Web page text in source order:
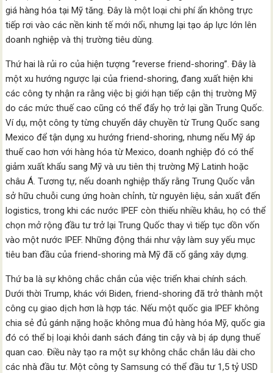
giá hàng hóa tại Mỹ tăng. Đây là một loại chi phí ẩn không trực
tiếp rơi vào các nền kinh tế mới nổi, nhưng lại tạo áp lực lớn lên
doanh nghiệp và thị trường tiêu dùng.
Thứ hai là rủi ro của hiện tượng “reverse friend-shoring”. Đây là
một xu hướng ngược lại của friend-shoring, đang xuất hiện khi
các công ty nhận ra rằng việc bị giới hạn tiếp cận thị trường Mỹ
do các mức thuế cao cũng có thể đẩy họ trở lại gần Trung Quốc.
Ví dụ, một công ty từng chuyển dây chuyền từ Trung Quốc sang
Mexico để tận dụng xu hướng friend-shoring, nhưng nếu Mỹ áp
thuế cao hơn với hàng hóa từ Mexico, doanh nghiệp đó có thể
giảm xuất khẩu sang Mỹ và ưu tiên thị trường Mỹ Latinh hoặc
châu Á. Tương tự, nếu doanh nghiệp thấy rằng Trung Quốc vẫn
sở hữu chuỗi cung ứng hoàn chỉnh, từ nguyên liệu, sản xuất đến
logistics, trong khi các nước IPEF còn thiếu nhiều khâu, họ có thể
chọn mở rộng đầu tư trở lại Trung Quốc thay vì tiếp tục dồn vốn
vào một nước IPEF. Những động thái như vậy làm suy yếu mục
tiêu ban đầu của friend-shoring mà Mỹ đã cố gắng xây dựng.
Thứ ba là sự không chắc chắn của việc triển khai chính sách.
Dưới thời Trump, khác với Biden, friend-shoring đã trở thành một
công cụ giao dịch hơn là hợp tác. Nếu một quốc gia IPEF không
chia sẻ đủ gánh nặng hoặc không mua đủ hàng hóa Mỹ, quốc gia
đó có thể bị loại khỏi danh sách đáng tin cậy và bị áp dụng thuế
quan cao. Điều này tạo ra một sự không chắc chắn lâu dài cho
các nhà đầu tư. Một công ty Samsung có thể đầu tư 1,5 tỷ USD